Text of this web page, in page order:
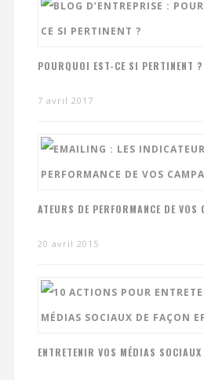
POURQUOI EST-CE SI PERTINENT ?
7 avril 2017
ATEURS DE PERFORMANCE DE VOS
20 avril 2015
ENTRETENIR VOS MÉDIAS SOCIAUX